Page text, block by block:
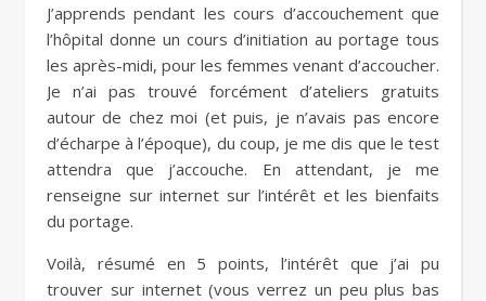
J’apprends pendant les cours d’accouchement que
l’hôpital donne un cours d’initiation au portage tous
les après-midi, pour les femmes venant d’accoucher.
Je n’ai pas trouvé forcément d’ateliers gratuits
autour de chez moi (et puis, je n’avais pas encore
d’écharpe à l’époque), du coup, je me dis que le test
attendra que j’accouche. En attendant, je me
renseigne sur internet sur l’intérêt et les bienfaits
du portage.
Voilà, résumé en 5 points, l’intérêt que j’ai pu
trouver sur internet (vous verrez un peu plus bas